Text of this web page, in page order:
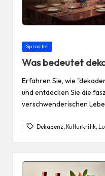
Posted
Sprache
Was bedeutet
Erfahren Sie, wie
und entdecken Sie die
verschwenderischen
Tags: Dekadenz ,Kulturkritik ,